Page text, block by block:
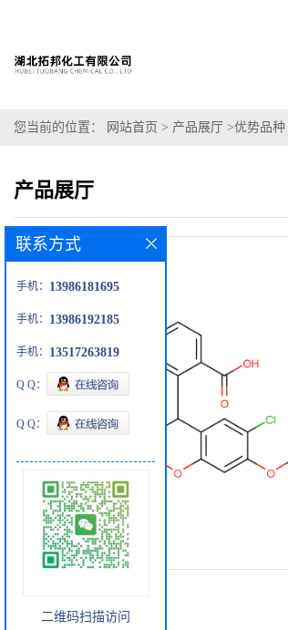
您当前的位置： 网站首页 > 产品展厅 >优势品种
产品展厅
联系方式
手机： 13986181695
手机： 13986192185
手机： 13517263819
Q Q：
Q Q：
二维码扫描访问